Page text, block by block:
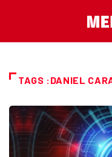
TAGS :DANIEL